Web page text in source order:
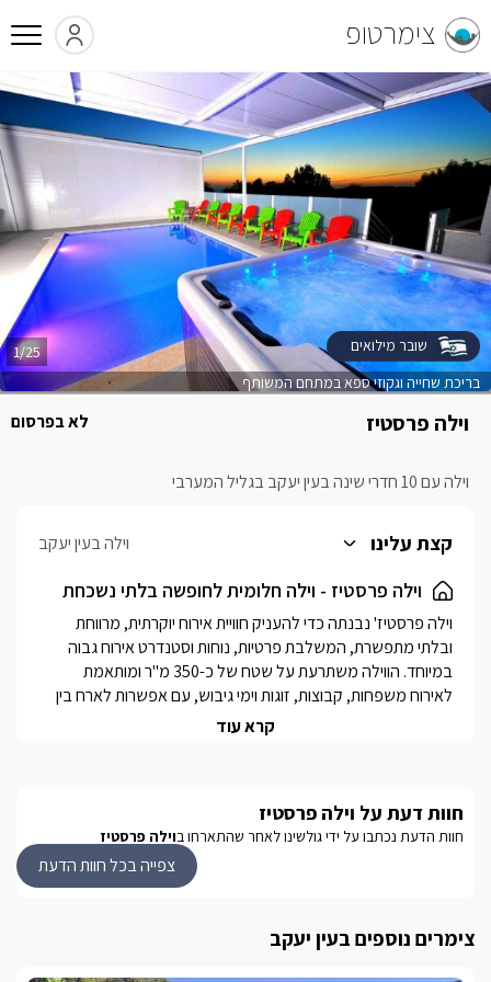
צימרטופ
וילה פרסטיז
וילה עם 10 חדרי שינה בעין יעקב בגליל המערבי
לא בפרסום
בריכת שחייה וגקוזי ספא במתחם המשותף
1/25 שובר מילואים
קצת עלינו וילה בעין יעקב
וילה פרסטיז - וילה חלומית לחופשה בלתי נשכחת
וחופי הים. כאן תוכלו ליהנות משילוב מושלם בין פרטיות מלאה,
אווירה רגועה וקרבה לכל מוקדי הבילוי של הצפון.
מה תמצאו בוילה?
קרא עוד
חוות דעת על וילה פרסטיז
חוות הדעת נכתבו על ידי גולשינו לאחר שהתארחו בוילה פרסטיז
צפייה בכל חוות הדעת
צימרים נוספים בעין יעקב